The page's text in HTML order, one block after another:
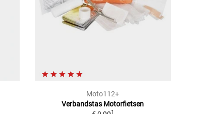
Moto112+
Verbandstas Motorfietsen
1